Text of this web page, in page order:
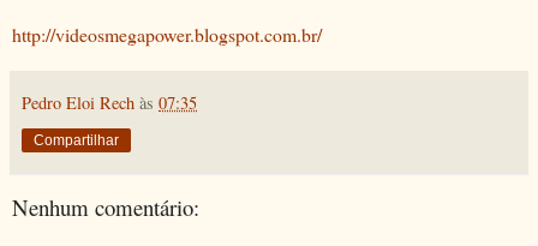
http://videosmegapower.blogspot.com.br/
Pedro Eloi Rech às 07:35
Compartilhar
Nenhum comentário: